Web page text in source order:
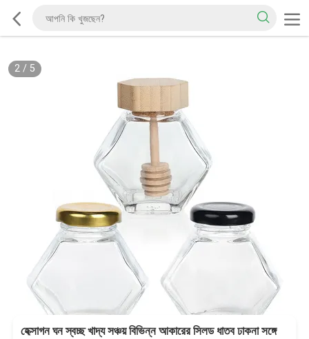
2/ 5
হেক্সাগন ঘন স্বচ্ছ খাদ্য সঞ্চয় বিভিন্ন আকারের সিলড ধাতব ঢাকনা সঙ্গে